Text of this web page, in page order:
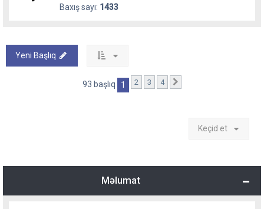
Baxış sayı: 1433
Yeni Başlıq
93 başlıq 1 2 3 4
Keçid et
Məlumat